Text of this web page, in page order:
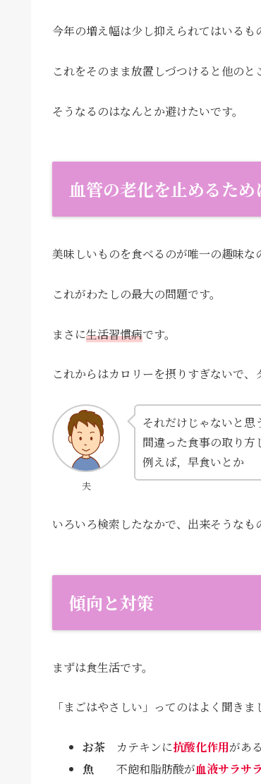
今年の増え幅は少し抑えられてはいるも
これをそのまま放置しづつけると他のと
そうなるのはなんとか避けたいです。
血管の老化を止めるた
美味しいものを食べるのが唯一の趣味な
これがわたしの最大の問題です。
まさに生活習慣病です。
これからはカロリーを摂りすぎないで、
夫
それだけじゃないと思
間違った食事の取り方
例えば，早食いとか
いろいろ検索したなかで、出来そうなも
傾向と対策
まずは食生活です。
「まごはやさしい」ってのはよく聞き
お茶 カテキンに抗酸化作用がある
魚 不飽和脂肪酸が血液サラサラ